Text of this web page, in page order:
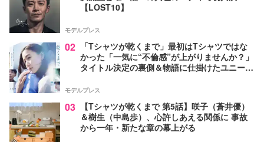
【LOST10】
モデルプレス
02
「Tシャツが乾くまで」最初はTシャツではな
かった「一気に“不倫感”が上がりませんか？」
タイトル決定の裏側＆物語に仕掛けたユニーク
モデルプレス
03
【Tシャツが乾くまで 第5話】咲子（蒼井優）
＆樹生（中島歩）、心許しあえる関係に 事故
から一年・新たな章の幕上がる